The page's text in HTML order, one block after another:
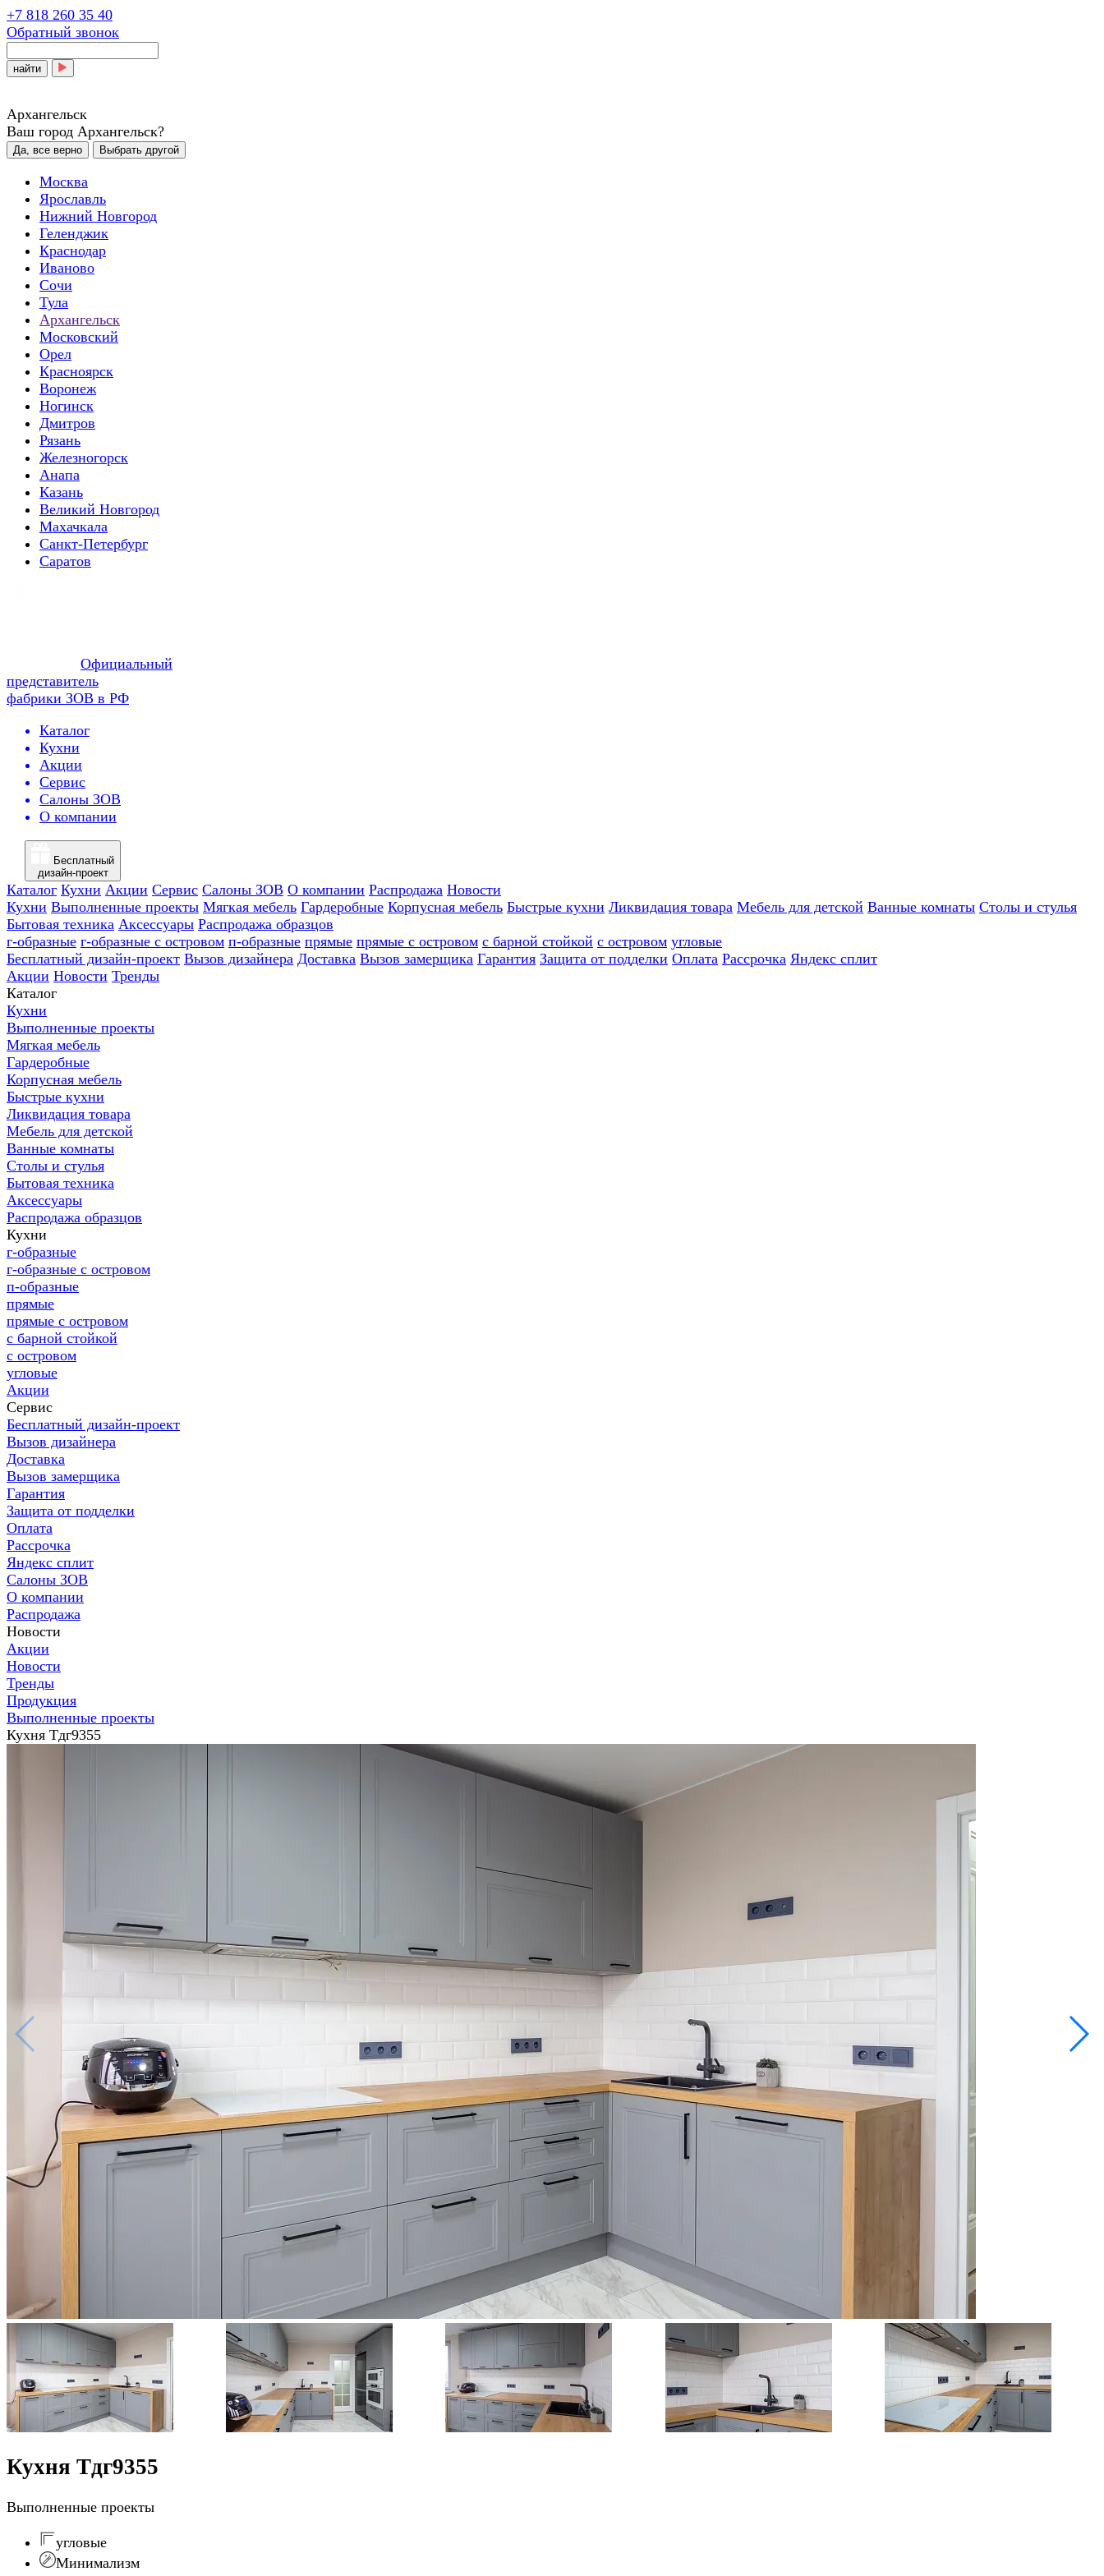
+7 818 260 35 40
Обратный звонок
найти
Архангельск
Ваш город Архангельск?
Да, все верно Выбрать другой
Москва
Ярославль
Нижний Новгород
Геленджик
Краснодар
Иваново
Сочи
Тула
Архангельск
Московский
Орел
Красноярск
Воронеж
Ногинск
Дмитров
Рязань
Железногорск
Анапа
Казань
Великий Новгород
Махачкала
Санкт-Петербург
Саратов
Официальный
представитель
фабрики ЗОВ в РФ
Каталог
Кухни
Акции
Сервис
Салоны ЗОВ
О компании
Бесплатный
дизайн-проект
Каталог Кухни Акции Сервис Салоны ЗОВ О компании Распродажа Новости
Кухни Выполненные проекты Мягкая мебель Гардеробные Корпусная мебель Быстрые кухни Ликвидация товара Мебель для детской Ванные комнаты Столы и стулья
Бытовая техника Аксессуары Распродажа образцов
г-образные г-образные с островом п-образные прямые прямые с островом с барной стойкой с островом угловые
Бесплатный дизайн-проект Вызов дизайнера Доставка Вызов замерщика Гарантия Защита от подделки Оплата Рассрочка Яндекс сплит
Акции Новости Тренды
Каталог
Кухни
Выполненные проекты
Мягкая мебель
Гардеробные
Корпусная мебель
Быстрые кухни
Ликвидация товара
Мебель для детской
Ванные комнаты
Столы и стулья
Бытовая техника
Аксессуары
Распродажа образцов
Кухни
г-образные
г-образные с островом
п-образные
прямые
прямые с островом
с барной стойкой
с островом
угловые
Акции
Сервис
Бесплатный дизайн-проект
Вызов дизайнера
Доставка
Вызов замерщика
Гарантия
Защита от подделки
Оплата
Рассрочка
Яндекс сплит
Салоны ЗОВ
О компании
Распродажа
Новости
Акции
Новости
Тренды
Продукция
Выполненные проекты
Кухня Тдг9355
Кухня Тдг9355
Выполненные проекты
угловые
Минимализм